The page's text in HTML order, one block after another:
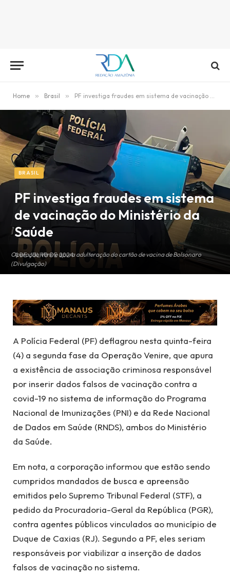
Home » Brasil » PF investiga fraudes em sistema de vacinação do Ministério da Saúde
Operação Venire apura adulteração do cartão de vacina de Bolsonaro
(Divulgação)
BRASIL
PF investiga fraudes em sistema
de vacinação do Ministério da
Saúde
4 DE JULHO DE 2024
A Polícia Federal (PF) deflagrou nesta quinta-feira
(4) a segunda fase da Operação Venire, que apura
a existência de associação criminosa responsável
por inserir dados falsos de vacinação contra a
covid-19 no sistema de informação do Programa
Nacional de Imunizações (PNI) e da Rede Nacional
de Dados em Saúde (RNDS), ambos do Ministério
da Saúde.
Em nota, a corporação informou que estão sendo
cumpridos mandados de busca e apreensão
emitidos pelo Supremo Tribunal Federal (STF), a
pedido da Procuradoria-Geral da República (PGR),
contra agentes públicos vinculados ao município de
Duque de Caxias (RJ). Segundo a PF, eles seriam
responsáveis por viabilizar a inserção de dados
falsos de vacinação no sistema.